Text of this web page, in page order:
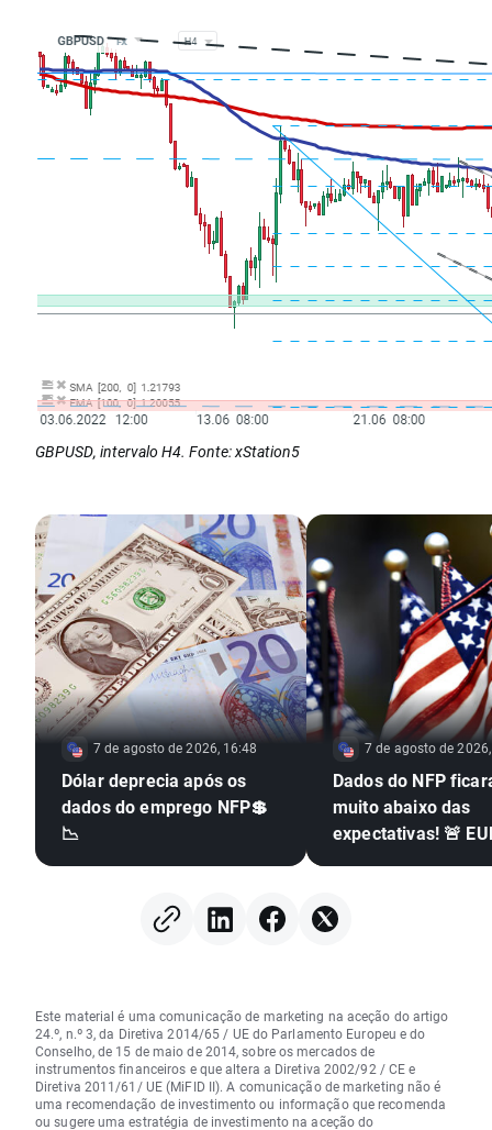
GBPUSD, intervalo H4. Fonte: xStation5
7 de agosto de 2026, 16:48
Dólar deprecia após os
dados do emprego NFP💲
📉
7 de agosto de
Dados do NFP
muito abaixo das
expectativas! 🚨
Este material é uma comunicação de marketing na aceção do artigo
24.º, n.º 3, da Diretiva 2014/65 / UE do Parlamento Europeu e do
Conselho, de 15 de maio de 2014, sobre os mercados de
instrumentos financeiros e que altera a Diretiva 2002/92 / CE e
Diretiva 2011/61/ UE (MiFID II). A comunicação de marketing não é
uma recomendação de investimento ou informação que recomenda
ou sugere uma estratégia de investimento na aceção do